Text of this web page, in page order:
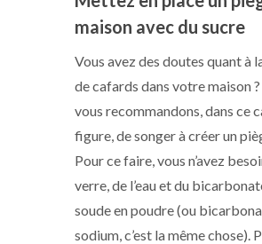
maison avec du sucre
Vous avez des doutes quant à
de cafards dans votre maison
vous recommandons, dans ce
figure, de songer à créer un
Pour ce faire, vous n’avez
verre, de l’eau et du
soude en poudre (ou
sodium, c’est la même chose).